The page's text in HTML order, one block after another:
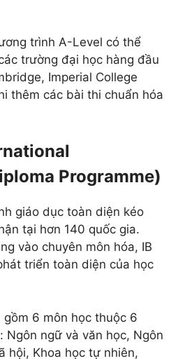
trình A-Level có thể
trường đại học hàng đầu
Imperial College
thêm các bài thi chuẩn hóa
Programme)
giáo dục toàn diện kéo
tại hơn 140 quốc gia.
vào chuyên môn hóa, IB
triển toàn diện của học
gồm 6 môn học thuộc 6
ngữ và văn học, Ngôn
hội, Khoa học tự nhiên,